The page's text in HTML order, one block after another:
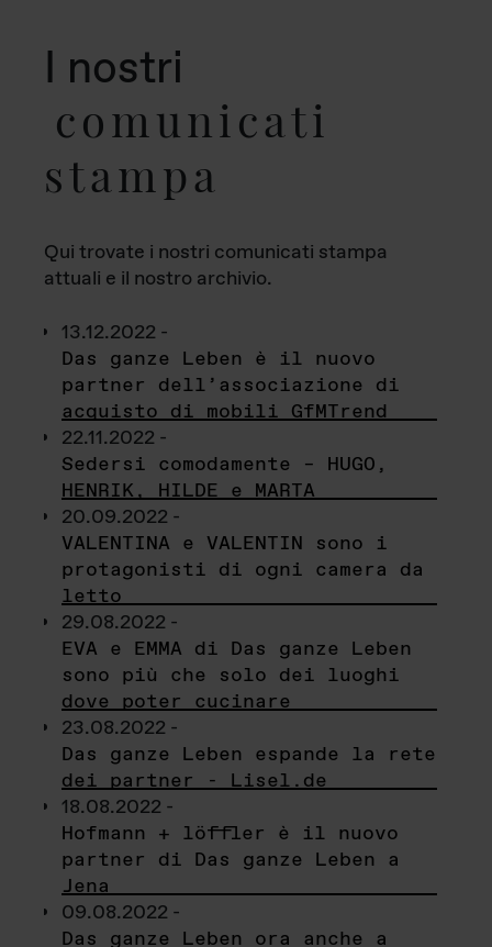
I nostri
comunicati
stampa
Qui trovate i nostri comunicati stampa
attuali e il nostro archivio.
13.12.2022 -
Das ganze Leben è il nuovo
partner dell’associazione di
acquisto di mobili GfMTrend
22.11.2022 -
Sedersi comodamente – HUGO,
HENRIK, HILDE e MARTA
20.09.2022 -
VALENTINA e VALENTIN sono i
protagonisti di ogni camera da
letto
29.08.2022 -
EVA e EMMA di Das ganze Leben
sono più che solo dei luoghi
dove poter cucinare
23.08.2022 -
Das ganze Leben espande la rete
dei partner - Lisel.de
18.08.2022 -
Hofmann + löffler è il nuovo
partner di Das ganze Leben a
Jena
09.08.2022 -
Das ganze Leben ora anche a